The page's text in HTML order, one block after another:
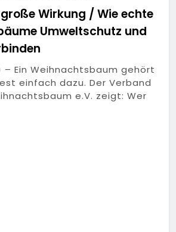
große Wirkung / Wie echte
Umweltschutz und
Ein Weihnachtsbaum gehört
einfach dazu. Der Verband
e.V. zeigt: Wer